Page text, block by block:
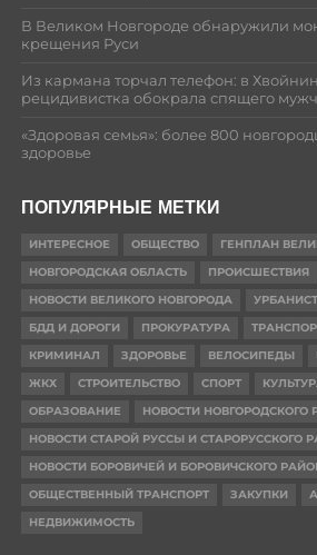
В Великом Новгороде обнаружили
крещения Руси
Из кармана торчал телефон: в
рецидивистка обокрала спящего
«Здоровая семья»: более 800
здоровье
ПОПУЛЯРНЫЕ МЕТКИ
ИНТЕРЕСНОЕ ОБЩЕСТВО
ГЕНПЛАН
НОВГОРОДСКАЯ ОБЛАСТЬ
ПРОИСШЕСТВИЯ
НОВОСТИ ВЕЛИКОГО НОВГОРОДА
БДД И ДОРОГИ
ПРОКУРАТУРА
КРИМИНАЛ
ЗДОРОВЬЕ ВЕЛОСИПЕДЫ
ЖКХ
СТРОИТЕЛЬСТВО СПОРТ
ОБРАЗОВАНИЕ
НОВОСТИ НОВГОРОДСКОГО
НОВОСТИ СТАРОЙ РУССЫ И СТАРОРУССКОГО
НОВОСТИ БОРОВИЧЕЙ И БОРОВИЧСКОГО
ОБЩЕСТВЕННЫЙ ТРАНСПОРТ
ЗАКУПКИ
НЕДВИЖИМОСТЬ